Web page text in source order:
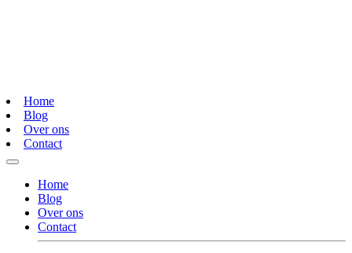
Home
Blog
Over ons
Contact
Home
Blog
Over ons
Contact